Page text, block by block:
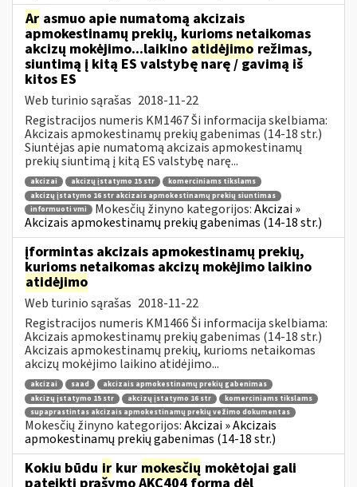
Ar asmuo apie numatomą akcizais
apmokestinamų prekių, kurioms netaikomas
akcizų mokėjimo...laikino atidėjimo režimas,
siuntimą į kitą ES valstybę narę / gavimą iš
kitos ES
Web turinio sąrašas 2018-11-22
Registracijos numeris KM1467 Ši informacija skelbiama:
Akcizais apmokestinamų prekių gabenimas (14-18 str.)
Siuntėjas apie numatomą akcizais apmokestinamų
prekių siuntimą į kitą ES valstybę narę...
akcizai akcizų įstatymo 15 str
komerciniams tikslams
akcizų įstatymo 16 str akcizais apmokestinamų prekių siuntimas
informuoti vmi
Mokesčių žinyno kategorijos:Akcizai »
Akcizais apmokestinamų prekių gabenimas (14-18 str.)
įformintas akcizais apmokestinamų prekių,
kurioms netaikomas akcizų mokėjimo laikino
atidėjimo
Web turinio sąrašas 2018-11-22
Registracijos numeris KM1466 Ši informacija skelbiama:
Akcizais apmokestinamų prekių gabenimas (14-18 str.)
Akcizais apmokestinamų prekių, kurioms netaikomas
akcizų mokėjimo laikino atidėjimo...
akcizai saad
akcizais apmokestinamų prekių gabenimas
akcizų įstatymo 15 str
akcizų įstatymo 16 str
komerciniams tikslams
supaprastintas akcizais apmokestinamų prekių vežimo dokumentas
Mokesčių žinyno kategorijos:Akcizai » Akcizais
apmokestinamų prekių gabenimas (14-18 str.)
Kokiu būdu ir kur mokesčių mokėtojai gali
pateikti prašymo AKC404 formą dėl